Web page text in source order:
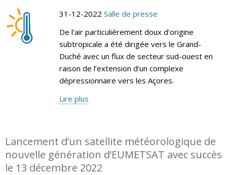
31-12-2022 Salle de presse
De l’air particulièrement doux d’origine
subtropicale a été dirigée vers le Grand-
Duché avec un flux de secteur sud-ouest en
raison de l’extension d’un complexe
dépressionnaire vers les Açores.
Lire plus
Lancement d’un satellite météorologique de
nouvelle génération d’EUMETSAT avec succès
le 13 décembre 2022